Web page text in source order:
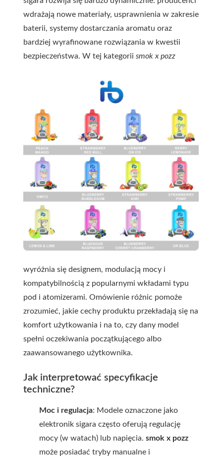
wdrażają nowe materiały, usprawnienia w zakresie
baterii, systemy dostarczania aromatu oraz
bardziej wyrafinowane rozwiązania w kwestii
bezpieczeństwa. W tej kategorii smok x pozz
wyróżnia się designem, modulacją mocy i
kompatybilnością z popularnymi wkładami typu
pod i atomizerami. Omówienie różnic pomoże
zrozumieć, jakie cechy produktu przekładają się na
komfort użytkowania i na to, czy dany model
spełni oczekiwania początkującego albo
zaawansowanego użytkownika.
Jak interpretować specyfikacje
techniczne?
Moc i regulacja: Modele oznaczone jako
elektr onik sigara często oferują regulację
mocy (w watach) lub napięcia. smok x pozz
może posiadać tryby manualne i